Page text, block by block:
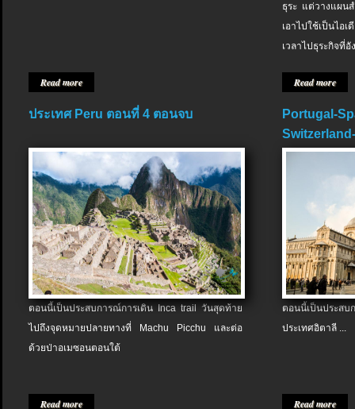
Read more
ธุระ แต่วางแผน
เอาไปใช้เป็นไอ
เวลาไปธุระกิจที่อั
Read more
ประเทศ Peru ตอนที่ 4 ตอนจบ
ตอนนี้เป็นประสบการณ์การเดิน Inca trail วันสุดท้าย
ไปถึงจุดหมายปลายทางที่ Machu Picchu และต่อ
ด้วยป่าอเมซอนตอนใต้
Read more
Portugal-
ตอนนี้เป็นประส
ประเทศอิตาลี ...
Read more